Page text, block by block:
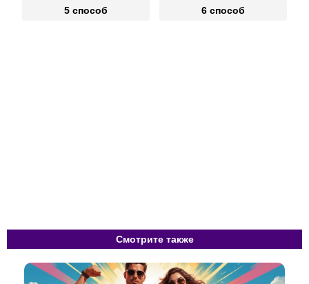
5 способ 6 способ
Смотрите также